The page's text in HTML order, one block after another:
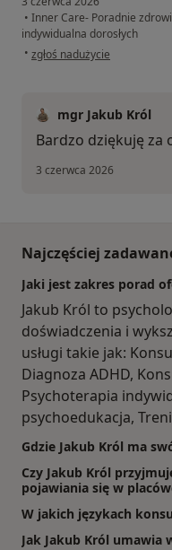
• Inner Care- Poradnie
indywidualna dorosłych
• w opinii użytkownika P.P.
zgłoś nadużycie
mgr Jakub Król
Bardzo dziękuję za
3 czerwca 2026
Najczęściej
Jaki jest zakres porad
Jakub Król to
doświadczenia i
usługi takie jak:
Diagnoza ADHD,
Psychoterapia
psychoedukacja,
Gdzie Jakub Król ma
Czy Jakub Król
pojawiania się w
W jakich językach
Jak Jakub Król umawia